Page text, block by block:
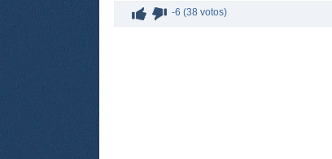
-6 (38 votos)